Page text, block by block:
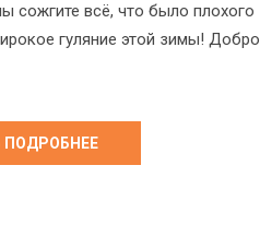
сожгите всё, что было плохого
гуляние этой зимы! Добро